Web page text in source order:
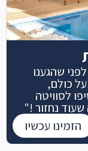
שהגענו
כולם,
לסוויטה
נחזור !"
הזמינו עכשיו